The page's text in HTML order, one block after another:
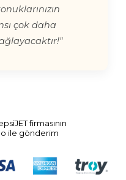
çok daha
firmasının
ile gönderim